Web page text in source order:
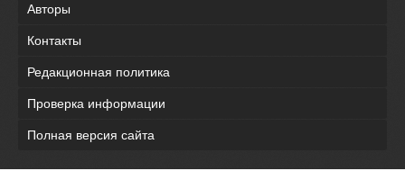
Авторы
Контакты
Редакционная политика
Проверка информации
Полная версия сайта